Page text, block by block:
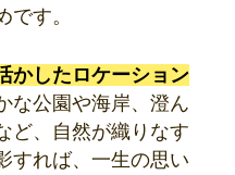
です。
かしたロケーション
な公園や海岸、澄ん
ど、自然が織りなす
すれば、一生の思い